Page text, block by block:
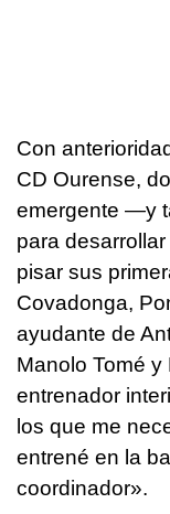
Con
CD Ourense,
emergente —y
para
pisar sus
Covadonga,
ayudante de
Manolo Tomé
entrenador
los que me
entrené en la
coordinador».